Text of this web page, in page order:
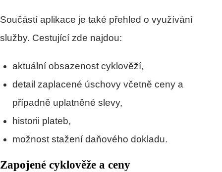
Součástí aplikace je také přehled o využívání
služby. Cestující zde najdou:
aktuální obsazenost cyklověží,
detail zaplacené úschovy včetně ceny a
případně uplatněné slevy,
historii plateb,
možnost stažení daňového dokladu.
Zapojené cyklověže a ceny